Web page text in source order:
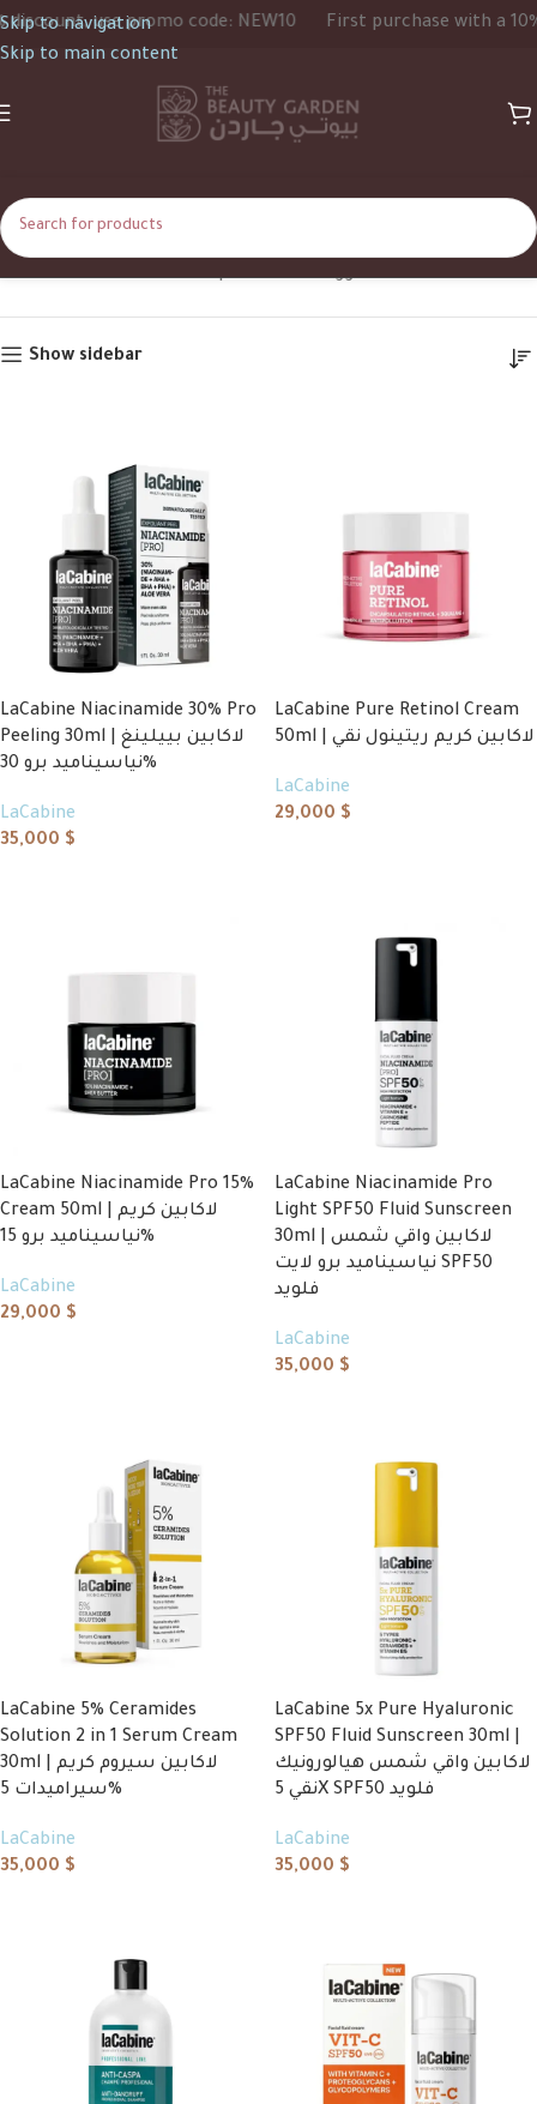
Skip to navigation
Skip to main content
use promo code: NEW10 First purchase with a 10%
Lacabine Home Shop Products tagged “Lacabine”
Show sidebar
LaCabine Niacinamide 30% Pro
Peeling 30ml | لاكابين بييلينغ
نياسيناميد برو 30%
LaCabine
35,000 $
LaCabine Pure Retinol Cream
50ml | لاكابين كريم ريتينول نقي
LaCabine
29,000 $
LaCabine Niacinamide Pro 15%
Cream 50ml | لاكابين كريم
نياسيناميد برو 15%
LaCabine
29,000 $
LaCabine Niacinamide Pro
Light SPF50 Fluid Sunscreen
30ml | لاكابين واقي شمس
نياسيناميد برو لايت SPF50
فلويد
LaCabine
35,000 $
LaCabine 5% Ceramides
Solution 2 in 1 Serum Cream
30ml | لاكابين سيروم كريم
سيراميدات 5%
LaCabine
35,000 $
LaCabine 5x Pure Hyaluronic
SPF50 Fluid Sunscreen 30ml |
لاكابين واقي شمس هيالورونيك
نقي 5X SPF50 فلويد
LaCabine
35,000 $